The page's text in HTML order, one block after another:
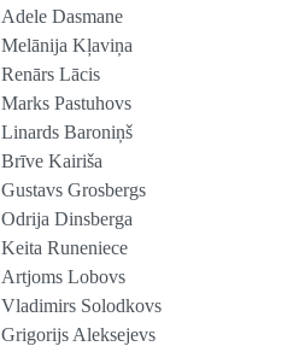
Adele Dasmane
Melānija Kļaviņa
Renārs Lācis
Marks Pastuhovs
Linards Baroniņš
Brīve Kairiša
Gustavs Grosbergs
Odrija Dinsberga
Keita Runeniece
Artjoms Lobovs
Vladimirs Solodkovs
Grigorijs Aleksejevs